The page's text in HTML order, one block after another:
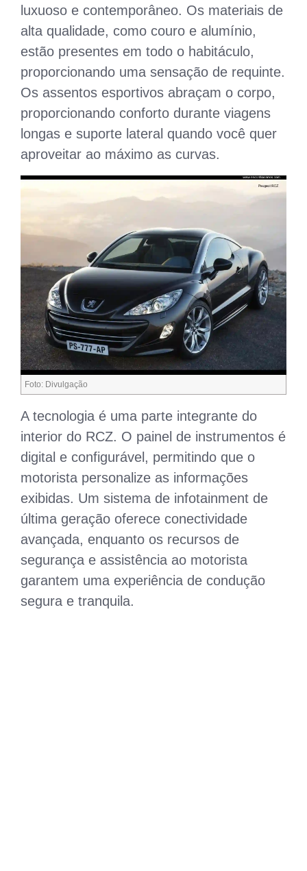
luxuoso e contemporâneo. Os materiais de
alta qualidade, como couro e alumínio,
estão presentes em todo o habitáculo,
proporcionando uma sensação de requinte.
Os assentos esportivos abraçam o corpo,
proporcionando conforto durante viagens
longas e suporte lateral quando você quer
aproveitar ao máximo as curvas.
Foto: Divulgação
A tecnologia é uma parte integrante do
interior do RCZ. O painel de instrumentos é
digital e configurável, permitindo que o
motorista personalize as informações
exibidas. Um sistema de infotainment de
última geração oferece conectividade
avançada, enquanto os recursos de
segurança e assistência ao motorista
garantem uma experiência de condução
segura e tranquila.